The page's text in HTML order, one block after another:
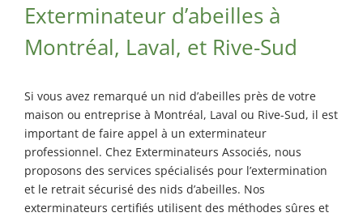
Exterminateur d’abeilles à
Montréal, Laval, et Rive-Sud
Si vous avez remarqué un nid d’abeilles près de votre
maison ou entreprise à Montréal, Laval ou Rive-Sud, il est
important de faire appel à un exterminateur
professionnel. Chez Exterminateurs Associés, nous
proposons des services spécialisés pour l’extermination
et le retrait sécurisé des nids d’abeilles. Nos
exterminateurs certifiés utilisent des méthodes sûres et